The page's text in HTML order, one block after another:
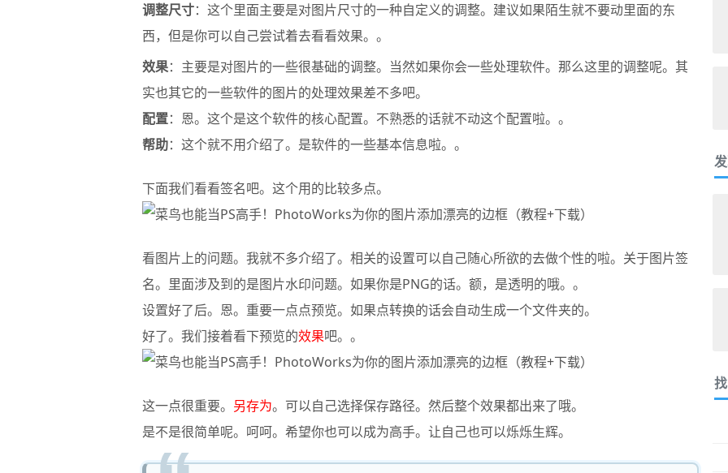
调整尺寸：这个里面主要是对图片尺寸的一种自定义的调整。建议如果陌生就不要动里面的东
西，但是你可以自己尝试着去看看效果。。
效果：主要是对图片的一些很基础的调整。当然如果你会一些处理软件。那么这里的调整呢。其
实也其它的一些软件的图片的处理效果差不多吧。
配置：恩。这个是这个软件的核心配置。不熟悉的话就不动这个配置啦。。
帮助：这个就不用介绍了。是软件的一些基本信息啦。。
下面我们看看签名吧。这个用的比较多点。
看图片上的问题。我就不多介绍了。相关的设置可以自己随心所欲的去做个性的啦。关于图片签
名。里面涉及到的是图片水印问题。如果你是PNG的话。额，是透明的哦。。
设置好了后。恩。重要一点点预览。如果点转换的话会自动生成一个文件夹的。
好了。我们接着看下预览的效果吧。。
这一点很重要。 另存为。可以自己选择保存路径。然后整个效果都出来了哦。
是不是很简单呢。呵呵。希望你也可以成为高手。让自己也可以烁烁生辉。